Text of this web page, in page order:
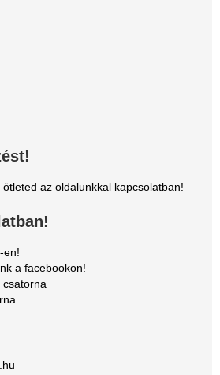
az oldalunkkal kapcsolatban!
en!
a facebookon!
csatorna